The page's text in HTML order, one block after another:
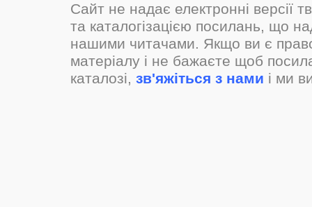
Сайт не надає електронні версії
та каталогізацією посилань, що
нашими читачами. Якщо ви є
матеріалу і не бажаєте щоб
каталозі, зв'яжіться з нами і ми